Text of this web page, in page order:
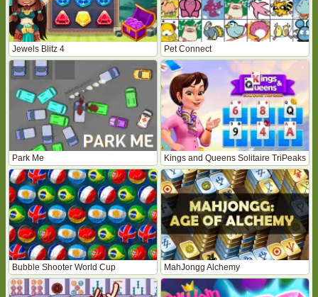
Jewels Blitz 4 Pet Connect
Park Me Kings and Queens Solitaire TriPeaks
Bubble Shooter World Cup MahJongg Alchemy